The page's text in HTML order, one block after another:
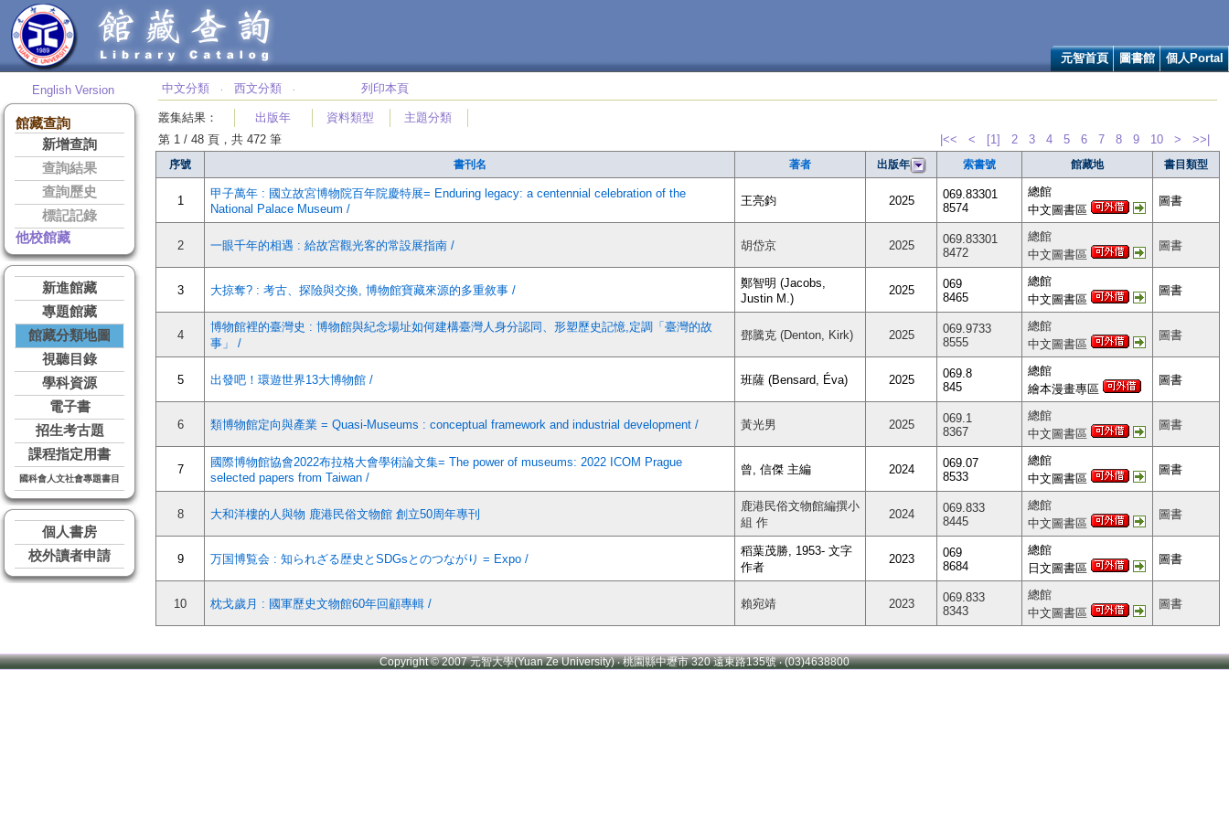
元智首頁 圖書館 個人Portal
English Version
館藏查詢
新增查詢
查詢結果
查詢歷史
標記記錄
他校館藏
新進館藏
專題館藏
館藏分類地圖
視聽目錄
學科資源
電子書
招生考古題
課程指定用書
國科會人文社會專題書目
個人書房
校外讀者申請
中文分類 ‧ 西文分類 ‧ 列印本頁
叢集結果 ： 出版年 資料類型
主題分類
第 1 / 48 頁，共 472 筆
|<< < [1] 2 3 4 5 6 7 8 9 10 > >>|
序號 書刊名 著者 出版年 索書號 館藏地 書目類型
1
甲子萬年 : 國立故宮博物院百年院慶特展= Enduring legacy: a centennial celebration of the
National Palace Museum /
王亮鈞 2025
069.83301
8574
總館
中文圖書區
圖書
2 一眼千年的相遇 : 給故宮觀光客的常設展指南 / 胡岱京 2025
069.83301
8472
總館
中文圖書區
圖書
3 大掠奪? : 考古、探險與交換, 博物館寶藏來源的多重敘事 /
鄭智明 (Jacobs,
Justin M.)
2025
069
8465
總館
中文圖書區
圖書
4
博物館裡的臺灣史 : 博物館與紀念場址如何建構臺灣人身分認同、形塑歷史記憶,定調「臺灣的故
事」 /
鄧騰克 (Denton, Kirk) 2025
069.9733
8555
總館
中文圖書區
圖書
5 出發吧！環遊世界13大博物館 / 班薩 (Bensard, Éva) 2025
069.8
845
總館
繪本漫畫專區
圖書
6 類博物館定向與產業 = Quasi-Museums : conceptual framework and industrial development / 黃光男 2025
069.1
8367
總館
中文圖書區
圖書
7
國際博物館協會2022布拉格大會學術論文集= The power of museums: 2022 ICOM Prague
selected papers from Taiwan /
曾, 信傑 主編 2024
069.07
8533
總館
中文圖書區
圖書
8 大和洋樓的人與物 鹿港民俗文物館 創立50周年專刊
鹿港民俗文物館編撰小
組 作
2024
069.833
8445
總館
中文圖書區
圖書
9 万国博覧会 : 知られざる歴史とSDGsとのつながり = Expo /
稻葉茂勝, 1953- 文字
作者
2023
069
8684
總館
日文圖書區
圖書
10 枕戈歲月 : 國軍歷史文物館60年回顧專輯 / 賴宛靖 2023
069.833
8343
總館
中文圖書區
圖書
Copyright © 2007 元智大學(Yuan Ze University) ‧ 桃園縣中壢市 320 遠東路135號 ‧ (03)4638800